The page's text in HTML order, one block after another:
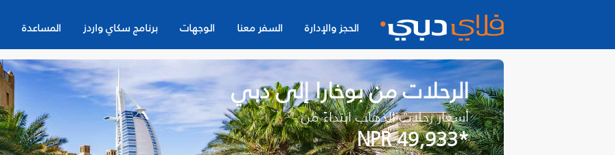
الحجز والإدارة السفر معنا الوجهات برنامج سكاي واردز المساعدة
الرحلات من بوخارا إلى دبي
أسعار رحلات الذهاب ابتداءً من
*NPR 49,933